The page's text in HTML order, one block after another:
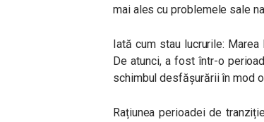
mai ales cu problemele sale
Iată cum stau lucrurile:
De atunci, a fost într-o
schimbul desfășurării în mod
Rațiunea perioadei de